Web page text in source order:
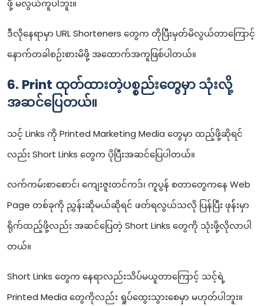
ဖို့ မလွယ်ကူပါဘူး။
ဒီလိုနေရာမှာ URL Shorteners တွေက တိုပြီးမှတ်မိလွယ်တာကြောင့်
နောက်တခါစဉ်းစားမိဖို့ အထောက်အကူဖြစ်ပါတယ်။
6. Print ထုတ်ထားတဲ့ပစ္စည်းတွေမှာ သုံးလို့
အဆင်ပြေတယ်။
သင့် Links ကို Printed Marketing Media တွေမှာ ထည့်ဖို့ဆိုရင်
လည်း Short Links တွေက ပိုပြီးအဆင်ပြေပါတယ်။
လက်ကမ်းစာစောင်၊ ကျေးဇူးတင်ကဒ်၊ ကူပွန် စတာတွေကနေ Web
Page တစ်ခုကို ညွှန်းဆိုမယ်ဆိုရင် ဖတ်ရလွယ်သလို ပြန်ပြီး ဖုန််းမှာ
ရိုက်ထည့်ဖို့လည်း အဆင်ပြေတဲ့ Short Links တွေကို သုံးဖို့လိုလာပါ
တယ်။
Short Links တွေက‌ နေရာလည်းသိပ်မယူတာကြောင့် သင့်ရဲ့
Printed Media တွေကိုလည်း ရှုပ်ထွေးသွားစေမှာ မဟုတ်ပါဘူး။